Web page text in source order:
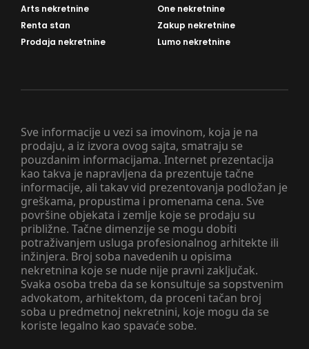
Sve informacije u vezi sa imovinom, koja je na
prodaju, a iz izvora ovog sajta, smatraju se
pouzdanim informacijama. Internet prezentacija
kao takva je napravljena da prezentuje tačne
informacije, ali takav vid prezentovanja podložan je
greškama, propustima i promenama cena. Sve
površine objekata i zemlje koje se prodaju su
približne. Tačne dimenzije se mogu dobiti
potraživanjem usluga profesionalnog arhitekte ili
inžinjera. Broj soba navedenih u opisima
nekretnina koje se nude nije pravni zaključak.
Svaka osoba treba da se konsultuje sa sopstvenim
advokatom, arhitektom, da proceni tačan broj
soba u predmetnoj nekretnini, koje mogu da se
koriste legalno kao spavaće sobe.
Arts nekretnine
One nekretnine
Renta stan
Zakup nekretnine
Prodaja nekretnine
Lumo nekretnine